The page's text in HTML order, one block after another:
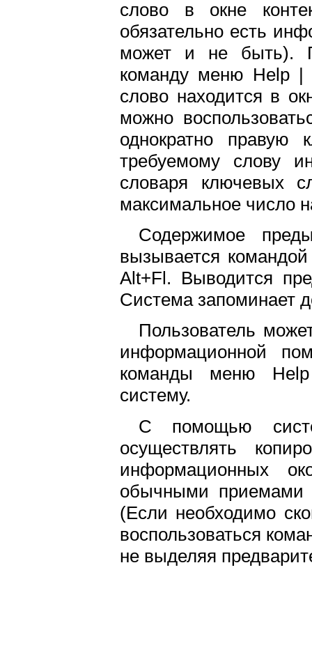
слово в окне
обязательно есть
может и не быть).
команду меню Help |
слово находится в
можно
однократно
требуемому слову
словаря ключевых
максимальное число
Содержимое
вызывается
Alt+Fl. Выводится
Система запоминает
Пользователь
информационной
команды меню Help
систему.
С помощью
осуществлять
информационных
обычными приемами
(Если необходимо
воспользоваться
не выделяя